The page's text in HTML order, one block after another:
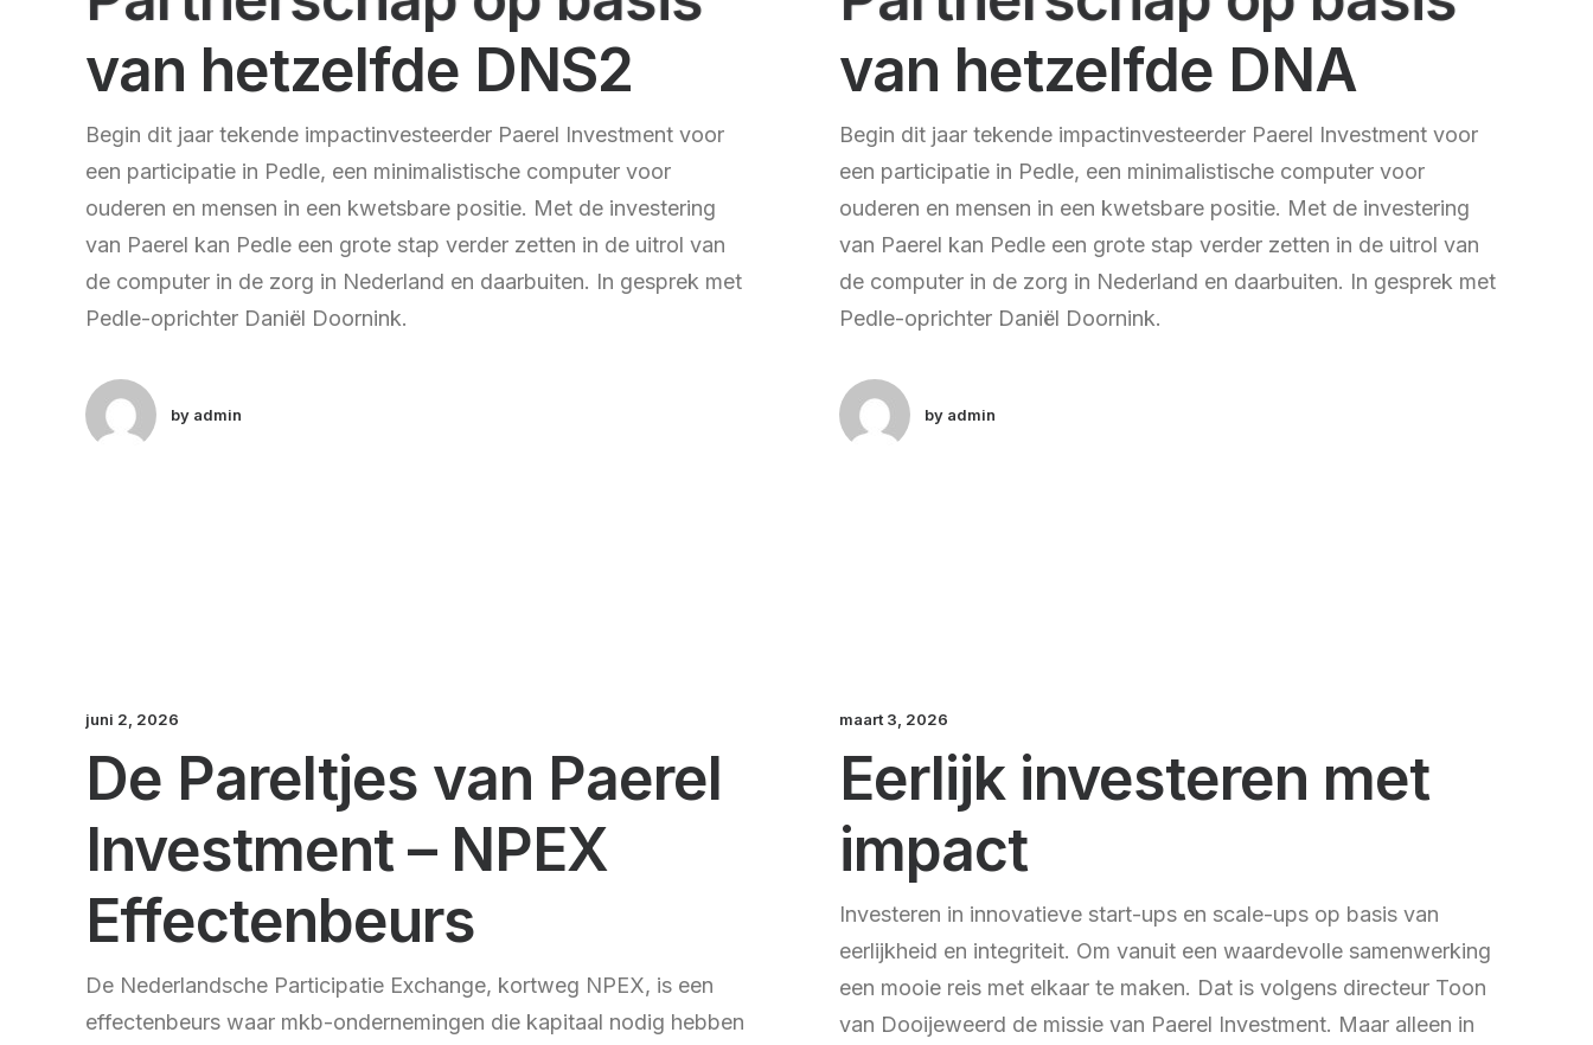
van hetzelfde DNS2
Begin dit jaar tekende impactinvesteerder Paerel Investment voor
een participatie in Pedle, een minimalistische computer voor
ouderen en mensen in een kwetsbare positie. Met de investering
van Paerel kan Pedle een grote stap verder zetten in de uitrol van
de computer in de zorg in Nederland en daarbuiten. In gesprek met
Pedle-oprichter Daniël Doornink.
by admin
van hetzelfde DNA
Begin dit jaar tekende impactinvesteerder Paerel Investment voor
een participatie in Pedle, een minimalistische computer voor
ouderen en mensen in een kwetsbare positie. Met de investering
van Paerel kan Pedle een grote stap verder zetten in de uitrol van
de computer in de zorg in Nederland en daarbuiten. In gesprek met
Pedle-oprichter Daniël Doornink.
by admin
juni 2, 2026
De Pareltjes van Paerel
Investment – NPEX
Effectenbeurs
De Nederlandsche Participatie Exchange, kortweg NPEX, is een
effectenbeurs waar mkb-ondernemingen die kapitaal nodig hebben
maart 3, 2026
Eerlijk investeren met
impact
Investeren in innovatieve start-ups en scale-ups op basis van
eerlijkheid en integriteit. Om vanuit een waardevolle samenwerking
een mooie reis met elkaar te maken. Dat is volgens directeur Toon
van Dooijeweerd de missie van Paerel Investment. Maar alleen in